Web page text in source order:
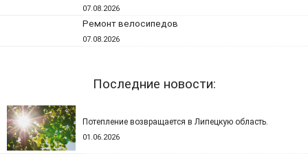
07.08.2026
Ремонт велосипедов
07.08.2026
Последние новости:
Потепление возвращается в Липецкую область.
01.06.2026